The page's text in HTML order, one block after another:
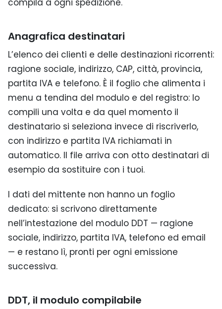
compila a ogni spedizione.
Anagrafica destinatari
L’elenco dei clienti e delle destinazioni ricorrenti:
ragione sociale, indirizzo, CAP, città, provincia,
partita IVA e telefono. È il foglio che alimenta i
menu a tendina del modulo e del registro: lo
compili una volta e da quel momento il
destinatario si seleziona invece di riscriverlo,
con indirizzo e partita IVA richiamati in
automatico. Il file arriva con otto destinatari di
esempio da sostituire con i tuoi.
I dati del mittente non hanno un foglio
dedicato: si scrivono direttamente
nell’intestazione del modulo DDT — ragione
sociale, indirizzo, partita IVA, telefono ed email
— e restano lì, pronti per ogni emissione
successiva.
DDT, il modulo compilabile